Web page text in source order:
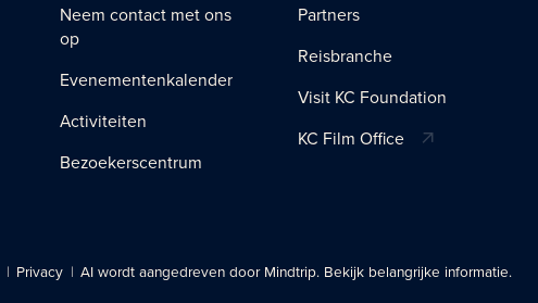
Neem contact met ons
op
Evenementenkalender
Activiteiten
Bezoekerscentrum
Partners
Reisbranche
Visit KC Foundation
KC Film Office
Privacy AI wordt aangedreven door Mindtrip. Bekijk belangrijke informatie.